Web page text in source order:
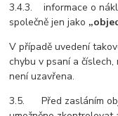
3.4.3. informace o
společně jen jako
V případě uvedení
chybu v psaní a
není uzavřena.
3.5. Před zasláním